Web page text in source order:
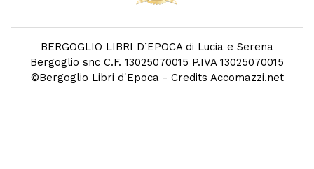
BERGOGLIO LIBRI D’EPOCA di Lucia e Serena
Bergoglio snc C.F. 13025070015 P.IVA 13025070015
©Bergoglio Libri d'Epoca - Credits Accomazzi.net